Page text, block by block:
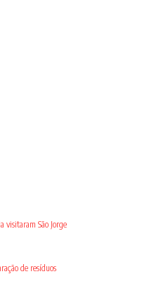
visitaram São Jorge
de resíduos